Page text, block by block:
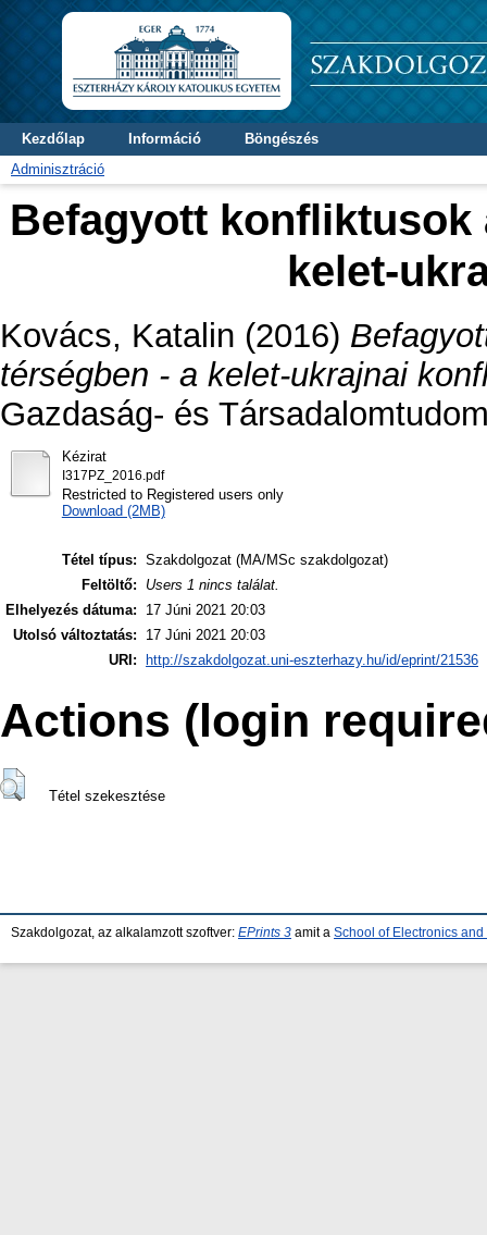
Kezdőlap Információ
Böngészés
Adminisztráció
Befagyott konfliktusok
kelet-
Kovács, Katalin (2016)
térségben - a kelet-ukrajnai
Gazdaság- és
Kézirat
I317PZ_2016.pdf
Restricted to Registered users only
Download (2MB)
Tétel típus: Szakdolgozat (MA/MSc szakdolgozat)
Feltöltő:
Users 1 nincs találat.
Elhelyezés dátuma:
17 Júni 2021 20:03
Utolsó változtatás:
17 Júni 2021 20:03
URI:
http://szakdolgozat.uni-eszterhazy.hu/id/eprint/21536
Actions (login
Tétel szekesztése
Szakdolgozat, az alkalamzott szoftver: EPrints 3 amit a School of Electronics